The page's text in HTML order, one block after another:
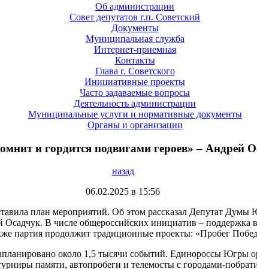
Об администрации
Совет депутатов г.п. Советский
Документы
Муниципальная служба
Интернет-приемная
Контакты
Глава г. Советского
Инициативные проекты
Часто задаваемые вопросы
Деятельность администрации
Муниципальные услуги и нормативные документы
Органы и организации
и гордится подвигами героев» – Андрей
назад
06.02.2025 в 15:56
план мероприятий. Об этом рассказал Депутат
В числе общероссийских инициатив – поддержка
партия продолжит традиционные проекты: «Пробег
около 1,5 тысячи событий. Единороссы Югры
памяти, автопробеги и телемосты с городами-